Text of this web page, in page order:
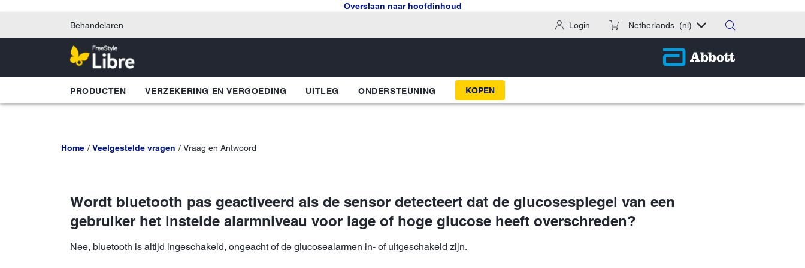
Overslaan naar hoofdinhoud
Behandelaren
Login Netherlands (nl)
PRODUCTEN VERZEKERING EN VERGOEDING UITLEG ONDERSTEUNING KOPEN
Home Veelgestelde vragen Vraag en Antwoord
Wordt bluetooth pas geactiveerd als de sensor detecteert dat de glucosespiegel van een
gebruiker het instelde alarmniveau voor lage of hoge glucose heeft overschreden?
Nee, bluetooth is altijd ingeschakeld, ongeacht of de glucosealarmen in- of uitgeschakeld zijn.